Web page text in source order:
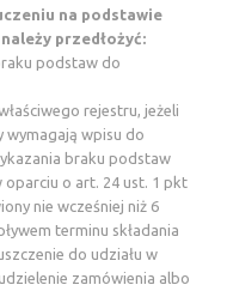
na podstawie
przedłożyć:
podstaw do
rejestru, jeżeli
wymagają wpisu do
braku podstaw
oparciu o art. 24 ust. 1 pkt
nie wcześniej niż 6
terminu składania
do udziału w
zamówienia albo